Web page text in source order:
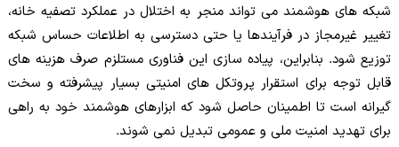
شبکه های هوشمند می تواند منجر به اختلال در عملکرد تصفیه خانه،
تغییر غیرمجاز در فرآیندها یا حتی دسترسی به اطلاعات حساس شبکه
توزیع شود. بنابراین، پیاده سازی این فناوری مستلزم صرف هزینه های
قابل توجه برای استقرار پروتکل های امنیتی بسیار پیشرفته و سخت
گیرانه است تا اطمینان حاصل شود که ابزارهای هوشمند خود به راهی
برای تهدید امنیت ملی و عمومی تبدیل نمی شوند.